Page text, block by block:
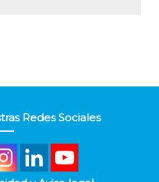
Redes Sociales